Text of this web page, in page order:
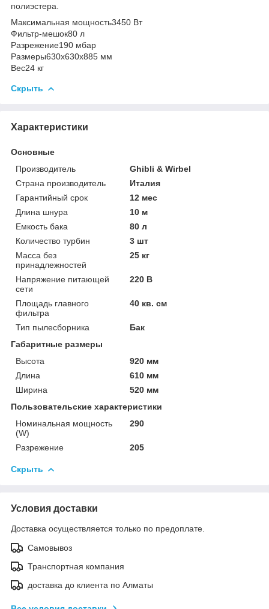
полиэстера.
Максимальная мощность3450 Вт
Фильтр-мешок80 л
Разрежение190 мбар
Размеры630x630x885 мм
Вес24 кг
Скрыть
Характеристики
Основные
Производитель
Ghibli & Wirbel
Страна производитель
Италия
Гарантийный срок
12 мес
Длина шнура
10 м
Емкость бака
80 л
Количество турбин
3 шт
Масса без
принадлежностей
25 кг
Напряжение питающей
сети
220 В
Площадь главного
фильтра
40 кв. см
Тип пылесборника
Бак
Габаритные размеры
Высота
920 мм
Длина
610 мм
Ширина
520 мм
Пользовательские характеристики
Номинальная мощность
(W)
290
Разрежение 205
Скрыть
Условия доставки
Доставка осуществляется только по предоплате.
Самовывоз
Транспортная компания
доставка до клиента по Алматы